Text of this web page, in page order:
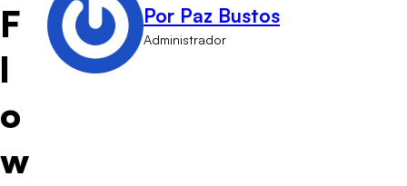
F
l
o
w
Por Paz Bustos
Administrador